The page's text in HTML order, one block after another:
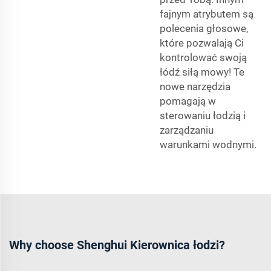
fajnym atrybutem są
polecenia głosowe,
które pozwalają Ci
kontrolować swoją
łódź siłą mowy! Te
nowe narzędzia
pomagają w
sterowaniu łodzią i
zarządzaniu
warunkami wodnymi.
Why choose Shenghui Kierownica łodzi?